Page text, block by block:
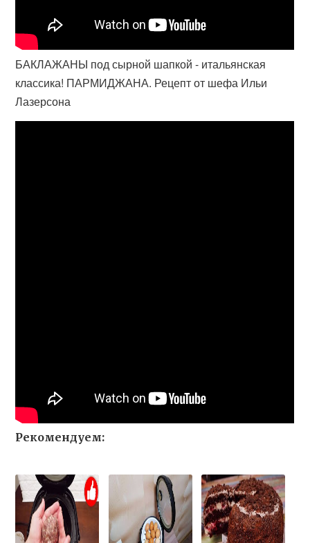
БАКЛАЖАНЫ под сырной шапкой - итальянская
классика! ПАРМИДЖАНА. Рецепт от шефа Ильи
Лазерсона
Рекомендуем: